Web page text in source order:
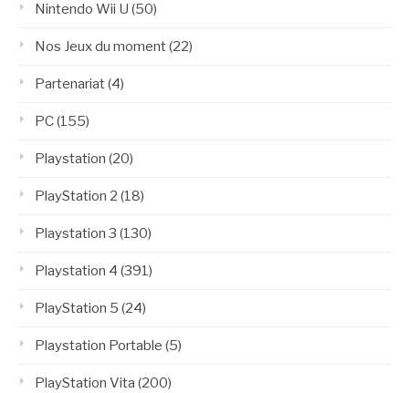
Nintendo Wii U (50)
Nos Jeux du moment(22)
Partenariat(4)
PC(155)
Playstation (20)
PlayStation 2 (18)
Playstation 3 (130)
Playstation 4 (391)
PlayStation 5 (24)
Playstation Portable (5)
PlayStation Vita (200)